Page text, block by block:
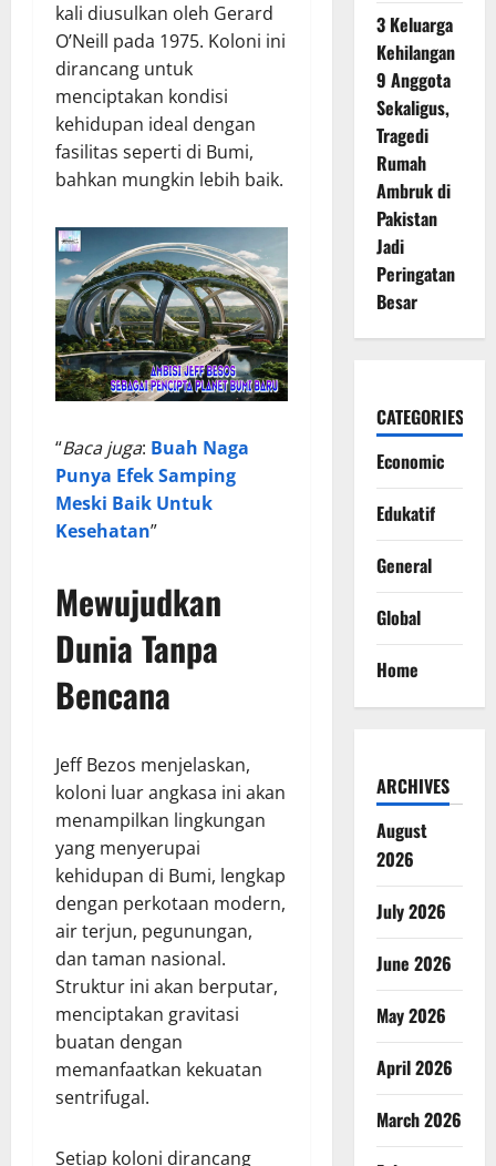
kali diusulkan oleh Gerard
O’Neill pada 1975. Koloni ini
dirancang untuk
menciptakan kondisi
kehidupan ideal dengan
fasilitas seperti di Bumi,
bahkan mungkin lebih baik.
“Baca juga: Buah Naga
Punya Efek Samping
Meski Baik Untuk
Kesehatan”
Mewujudkan
Dunia Tanpa
Bencana
Jeff Bezos menjelaskan,
koloni luar angkasa ini akan
menampilkan lingkungan
yang menyerupai
kehidupan di Bumi, lengkap
dengan perkotaan modern,
air terjun, pegunungan,
dan taman nasional.
Struktur ini akan berputar,
menciptakan gravitasi
buatan dengan
memanfaatkan kekuatan
sentrifugal.
Setiap koloni dirancang
3 Keluarga
Kehilangan
9 Anggota
Sekaligus,
Tragedi
Rumah
Ambruk di
Pakistan
Jadi
Peringatan
Besar
CATEGORIES
Economic
Edukatif
General
Global
Home
ARCHIVES
August
2026
July 2026
June 2026
May 2026
April 2026
March 2026